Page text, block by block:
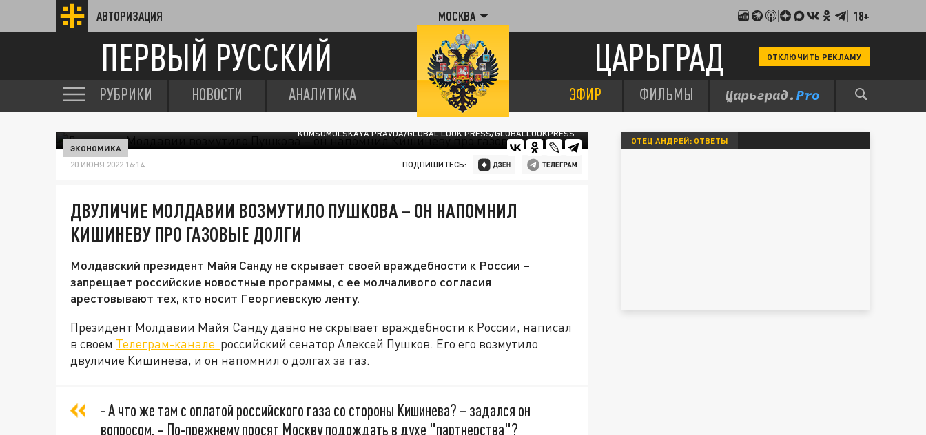
АВТОРИЗАЦИЯ МОСКВА 18+
ПЕРВЫЙ РУССКИЙ ЦАРЬГРАД ОТКЛЮЧИТЬ РЕКЛАМУ
РУБРИКИ НОВОСТИ АНАЛИТИКА ЭФИР ФИЛЬМЫ
KOMSOMOLSKAYA PRAVDA/GLOBAL LOOK PRESS/GLOBALLOOKPRESS
ЭКОНОМИКА
20 ИЮНЯ 2022 16:14 ПОДПИШИТЕСЬ:
ДВУЛИЧИЕ МОЛДАВИИ ВОЗМУТИЛО ПУШКОВА – ОН НАПОМНИЛ
КИШИНЕВУ ПРО ГАЗОВЫЕ ДОЛГИ
Молдавский президент Майя Санду не скрывает своей враждебности к России –
запрещает российские новостные программы, с ее молчаливого согласия
арестовывают тех, кто носит Георгиевскую ленту.
Президент Молдавии Майя Санду давно не скрывает враждебности к России, написал
в своем Телеграм-канале российский сенатор Алексей Пушков. Его его возмутило
двуличие Кишинева, и он напомнил о долгах за газ.
- А что же там с оплатой российского газа со стороны Кишинева? – задался он
вопросом. – По-прежнему просят Москву подождать в духе "партнерства"?
ОТЕЦ АНДРЕЙ: ОТВЕТЫ